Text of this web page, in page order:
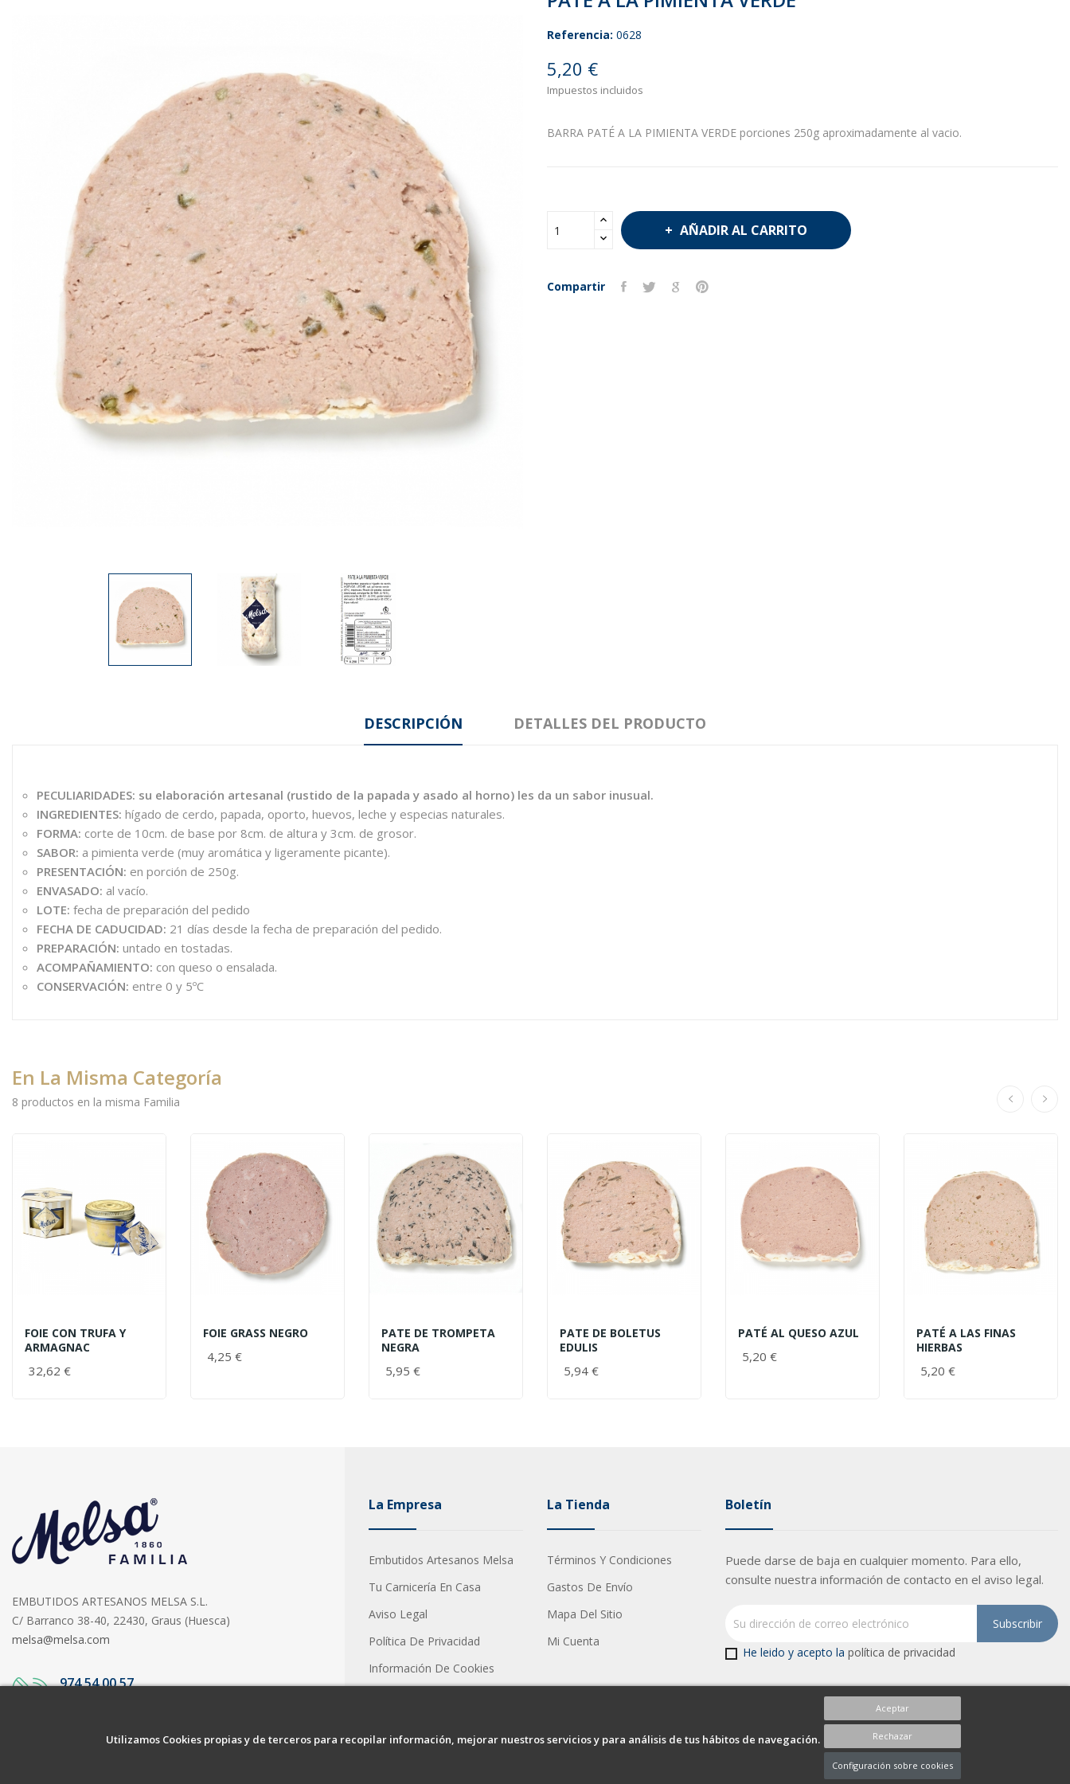
Utilizamos Cookies propias y de terceros para recopilar información, mejorar nuestros servicios y para análisis de tus hábitos de navegación.
Aceptar
Rechazar
Configuración sobre cookies
Referencia: 0628
5,20 €
Impuestos incluidos
BARRA PATÉ A LA PIMIENTA VERDE porciones 250g aproximadamente al vacio.
AÑADIR AL CARRITO
Compartir
DESCRIPCIÓN DETALLES DEL PRODUCTO
PECULIARIDADES: su elaboración artesanal (rustido de la papada y asado al horno) les da un sabor inusual.
INGREDIENTES: hígado de cerdo, papada, oporto, huevos, leche y especias naturales.
FORMA: corte de 10cm. de base por 8cm. de altura y 3cm. de grosor.
SABOR: a pimienta verde (muy aromática y ligeramente picante).
PRESENTACIÓN: en porción de 250g.
ENVASADO: al vacío.
LOTE: fecha de preparación del pedido
FECHA DE CADUCIDAD: 21 días desde la fecha de preparación del pedido.
PREPARACIÓN: untado en tostadas.
ACOMPAÑAMIENTO: con queso o ensalada.
CONSERVACIÓN: entre 0 y 5ºC
En La Misma Categoría
8 productos en la misma Familia
FOIE CON TRUFA Y
ARMAGNAC
32,62 €
FOIE GRASS NEGRO
4,25 €
PATE DE TROMPETA
NEGRA
5,95 €
PATE DE BOLETUS
EDULIS
5,94 €
PATÉ AL QUESO AZUL
5,20 €
PATÉ A LAS FINAS
HIERBAS
5,20 €
EMBUTIDOS ARTESANOS MELSA S.L.
C/ Barranco 38-40, 22430, Graus (Huesca)
melsa@melsa.com
974 54 00 57
La Empresa
Embutidos Artesanos Melsa
Tu Carnicería En Casa
Aviso Legal
Política De Privacidad
Información De Cookies
La Tienda
Términos Y Condiciones
Gastos De Envío
Mapa Del Sitio
Mi Cuenta
Boletín
Puede darse de baja en cualquier momento. Para ello,
consulte nuestra información de contacto en el aviso legal.
He leido y acepto la política de privacidad